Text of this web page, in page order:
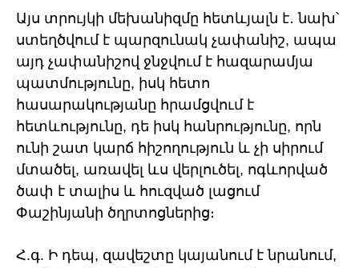
Այս տրույկի մեխանիզմը հետևյալն է․ նախ՝
ստեղծվում է պարզունակ չափանիշ, ապա
այդ չափանիշով ջնջվում է հազարամյա
պատմությունը, իսկ հետո
հասարակությանը հրամցվում է
հետևությունը, դե իսկ հանրությունը, որն
ունի շատ կարճ հիշողություն և չի սիրում
մտածել, առավել ևս վերլուծել, ոգևորված
ծափ է տալիս և հուզված լացում
Փաշինյանի ծղրտոցներից։
Հ.գ. Ի դեպ, զավեշտը կայանում է նրանում,